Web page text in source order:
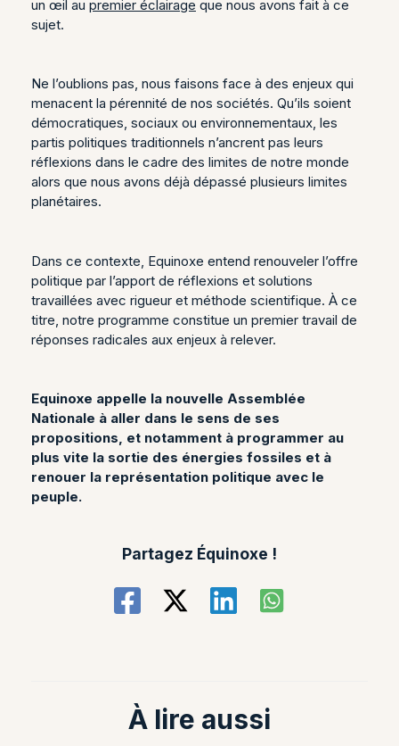
un œil au premier éclairage que nous avons fait à ce
sujet.
Ne l’oublions pas, nous faisons face à des enjeux qui
menacent la pérennité de nos sociétés. Qu’ils soient
démocratiques, sociaux ou environnementaux, les
partis politiques traditionnels n’ancrent pas leurs
réflexions dans le cadre des limites de notre monde
alors que nous avons déjà dépassé plusieurs limites
planétaires.
Dans ce contexte, Equinoxe entend renouveler l’offre
politique par l’apport de réflexions et solutions
travaillées avec rigueur et méthode scientifique. À ce
titre, notre programme constitue un premier travail de
réponses radicales aux enjeux à relever.
Equinoxe appelle la nouvelle Assemblée
Nationale à aller dans le sens de ses
propositions, et notamment à programmer au
plus vite la sortie des énergies fossiles et à
renouer la représentation politique avec le
peuple.
Partagez Équinoxe !
À lire aussi